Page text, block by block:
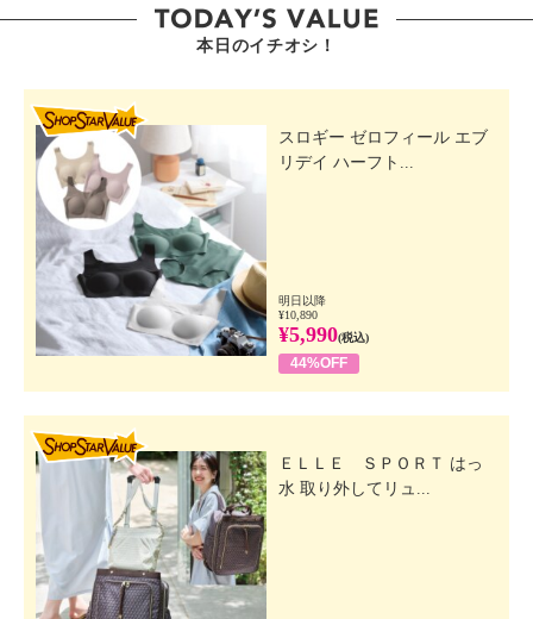
本日のイチオシ！
スロギー ゼロフィール エブ
リデイ ハーフト...
明日以降
¥10,890
¥5,990(税込)
44%OFF
ＥＬＬＥ ＳＰＯＲＴ はっ
水 取り外してリュ...